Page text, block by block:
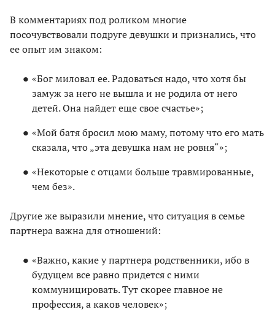
В комментариях под роликом многие
посочувствовали подруге девушки и признались, что
ее опыт им знаком:
«Бог миловал ее. Радоваться надо, что хотя бы
замуж за него не вышла и не родила от него
детей. Она найдет еще свое счастье»;
«Мой батя бросил мою маму, потому что его мать
сказала, что „эта девушка нам не ровня“»;
«Некоторые с отцами больше травмированные,
чем без».
Другие же выразили мнение, что ситуация в семье
партнера важна для отношений:
«Важно, какие у партнера родственники, ибо в
будущем все равно придется с ними
коммуницировать. Тут скорее главное не
профессия, а каков человек»;